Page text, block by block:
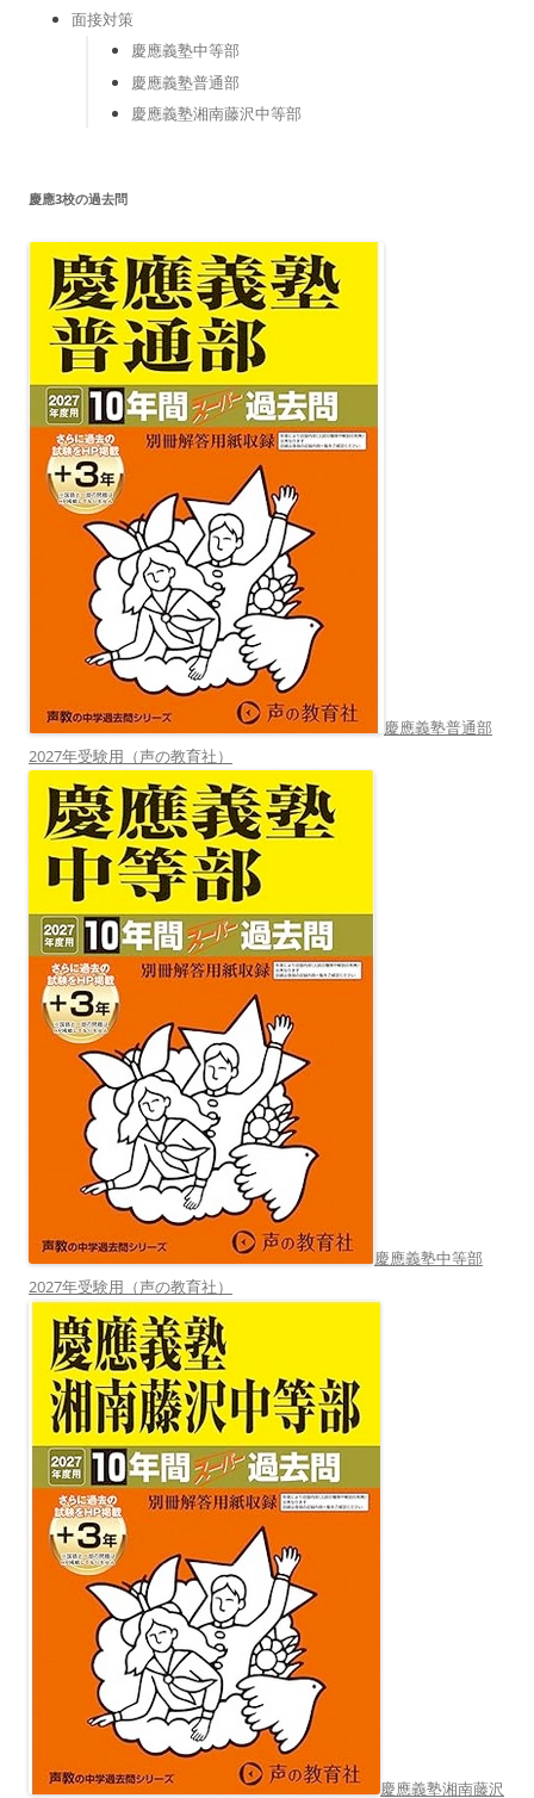
面接対策
慶應義塾中等部
慶應義塾普通部
慶應義塾湘南藤沢中等部
慶應3校の過去問
慶應義塾普通部
2027年受験用（声の教育社）
慶應義塾中等部
2027年受験用（声の教育社）
慶應義塾湘南藤沢